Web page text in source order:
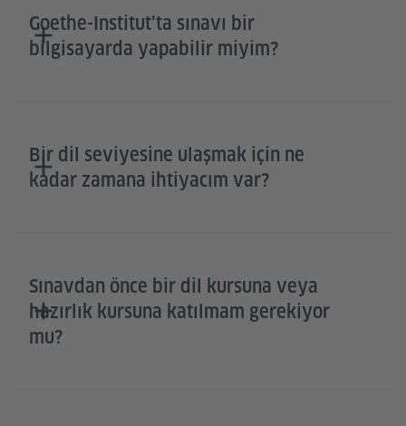
Goethe-Institut’ta sınavı bir
bilgisayarda yapabilir miyim?
Bir dil seviyesine ulaşmak için ne
kadar zamana ihtiyacım var?
Sınavdan önce bir dil kursuna veya
hazırlık kursuna katılmam gerekiyor
mu?